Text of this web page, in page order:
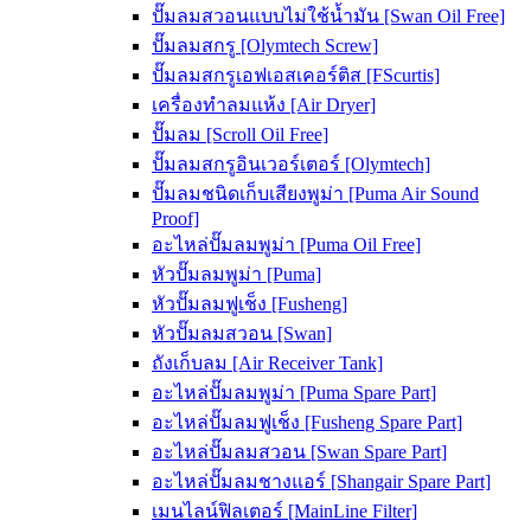
ปั๊มลมสวอนแบบไม่ใช้น้ำมัน [Swan Oil Free]
ปั๊มลมสกรู [Olymtech Screw]
ปั๊มลมสกรูเอฟเอสเคอร์ติส [FScurtis]
เครื่องทำลมแห้ง [Air Dryer]
ปั๊มลม [Scroll Oil Free]
ปั๊มลมสกรูอินเวอร์เตอร์ [Olymtech]
ปั๊มลมชนิดเก็บเสียงพูม่า [Puma Air Sound
Proof]
อะไหล่ปั๊มลมพูม่า [Puma Oil Free]
หัวปั๊มลมพูม่า [Puma]
หัวปั๊มลมฟูเช็ง [Fusheng]
หัวปั๊มลมสวอน [Swan]
ถังเก็บลม [Air Receiver Tank]
อะไหล่ปั๊มลมพูม่า [Puma Spare Part]
อะไหล่ปั๊มลมฟูเช็ง [Fusheng Spare Part]
อะไหล่ปั๊มลมสวอน [Swan Spare Part]
อะไหล่ปั๊มลมชางแอร์ [Shangair Spare Part]
เมนไลน์ฟิลเตอร์ [MainLine Filter]